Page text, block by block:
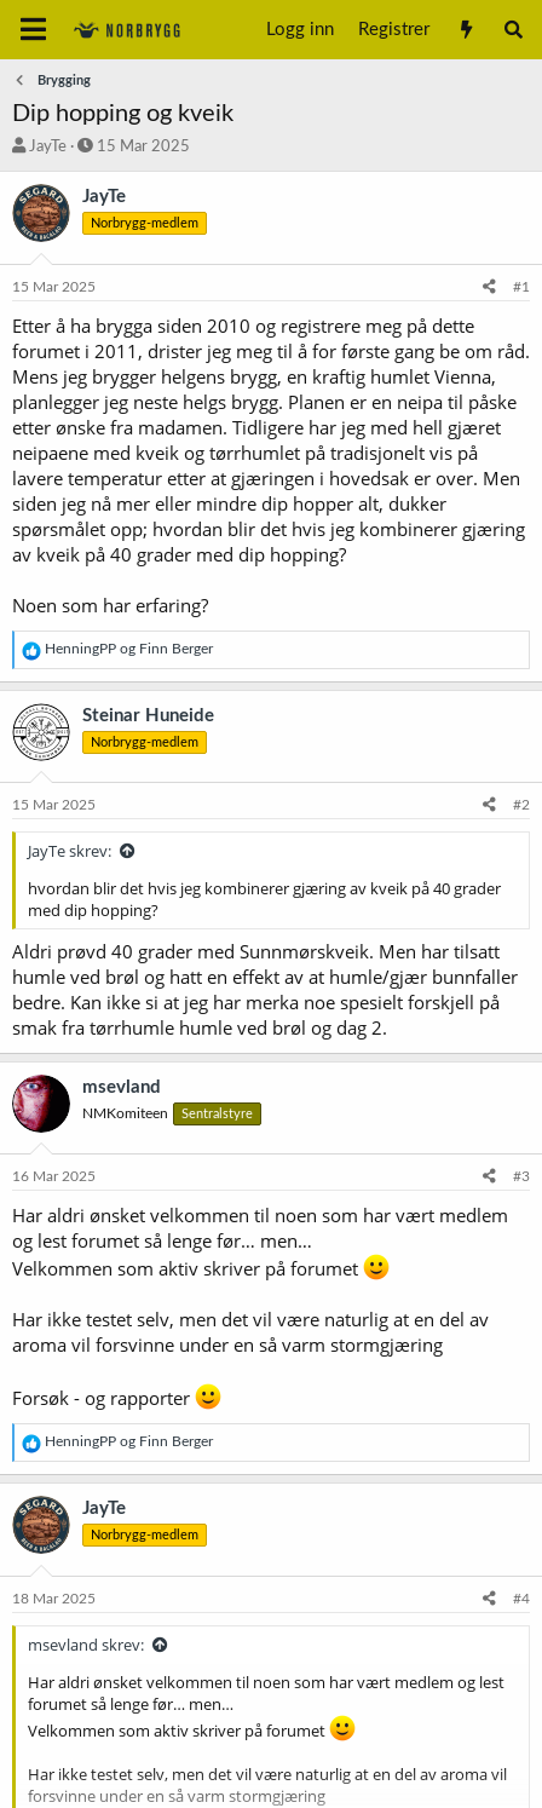
Logg inn Registrer
Brygging
Dip hopping og kveik
T
å
d
s
t
r
JayTe
S
a
r
t
o
15 Mar 2025
JayTe
Norbrygg-medlem
15 Mar 2025 #1
Etter å ha brygga siden 2010 og registrere meg på dette
forumet i 2011, drister jeg meg til å for første gang be om råd.
Mens jeg brygger helgens brygg, en kraftig humlet Vienna,
planlegger jeg neste helgs brygg. Planen er en neipa til påske
etter ønske fra madamen. Tidligere har jeg med hell gjæret
neipaene med kveik og tørrhumlet på tradisjonelt vis på
lavere temperatur etter at gjæringen i hovedsak er over. Men
siden jeg nå mer eller mindre dip hopper alt, dukker
spørsmålet opp; hvordan blir det hvis jeg kombinerer gjæring
av kveik på 40 grader med dip hopping?
Noen som har erfaring?
R
e
a
k
s
j
o
e
HenningPP og Finn Berger
Steinar Huneide
Norbrygg-medlem
15 Mar 2025 #2
JayTe skrev:
hvordan blir det hvis jeg kombinerer gjæring av kveik på 40 grader
med dip hopping?
Aldri prøvd 40 grader med Sunnmørskveik. Men har tilsatt
humle ved brøl og hatt en effekt av at humle/gjær bunnfaller
bedre. Kan ikke si at jeg har merka noe spesielt forskjell på
smak fra tørrhumle humle ved brøl og dag 2.
msevland
NMKomiteen Sentralstyre
16 Mar 2025 #3
Har aldri ønsket velkommen til noen som har vært medlem
og lest forumet så lenge før… men…
Velkommen som aktiv skriver på forumet
Har ikke testet selv, men det vil være naturlig at en del av
aroma vil forsvinne under en så varm stormgjæring
Forsøk - og rapporter
R
e
a
k
s
j
o
e
HenningPP og Finn Berger
JayTe
Norbrygg-medlem
18 Mar 2025 #4
msevland skrev:
Har aldri ønsket velkommen til noen som har vært medlem og lest
forumet så lenge før… men…
Velkommen som aktiv skriver på forumet
Har ikke testet selv, men det vil være naturlig at en del av aroma vil
forsvinne under en så varm stormgjæring